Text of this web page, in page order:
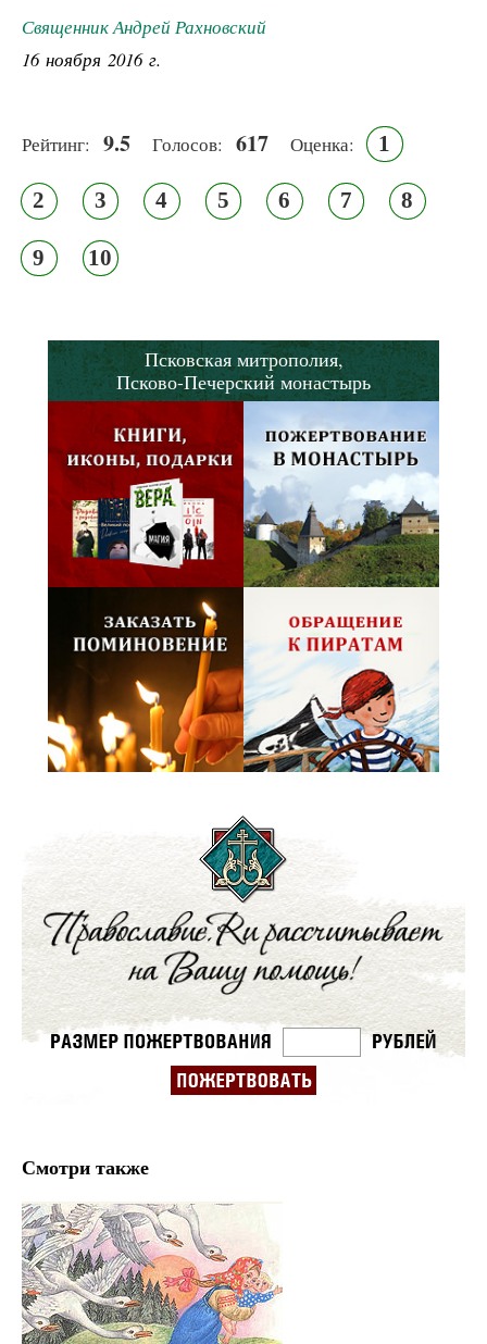
Священник Андрей Рахновский
16 ноября 2016 г.
Рейтинг: 9.5 Голосов: 617 Оценка: 1
2 3 4 5 6 7 8
9 10
Псковская митрополия,
Псково-Печерский монастырь
Смотри также